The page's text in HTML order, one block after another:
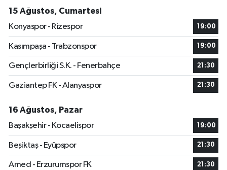
15 Ağustos, Cumartesi
Konyaspor - Rizespor
19:00
Kasımpaşa - Trabzonspor 19:00
Gençlerbirliği S.K. - Fenerbahçe 21:30
Gaziantep FK - Alanyaspor 21:30
16 Ağustos, Pazar
Başakşehir - Kocaelispor
19:00
Beşiktaş - Eyüpspor 21:30
Amed - Erzurumspor FK 21:30